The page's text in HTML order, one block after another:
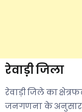
रेवाड़ी जिला
रेवाड़ी जिले का
जनगणना के अनुसार